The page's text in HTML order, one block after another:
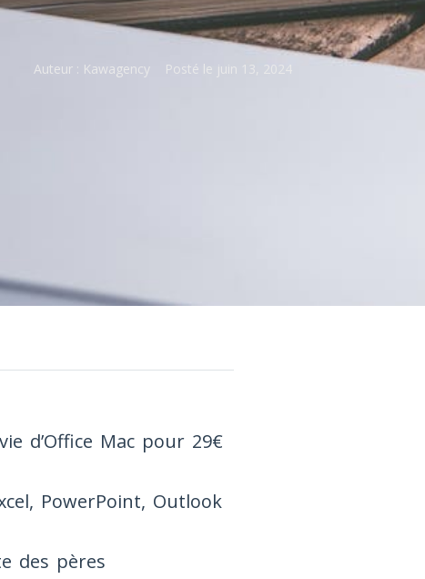
Auteur : Kawagency Posté le juin 13, 2024
d’Office Mac pour 29€
PowerPoint, Outlook
des pères